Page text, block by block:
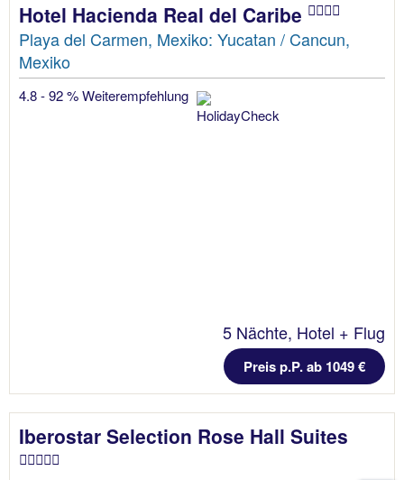
Hotel Hacienda Real del Caribe
Playa del Carmen, Mexiko: Yucatan / Cancun,
Mexiko
4.8 - 92 % Weiterempfehlung
5 Nächte, Hotel + Flug
Preis p.P. ab 1049 €
Iberostar Selection Rose Hall Suites